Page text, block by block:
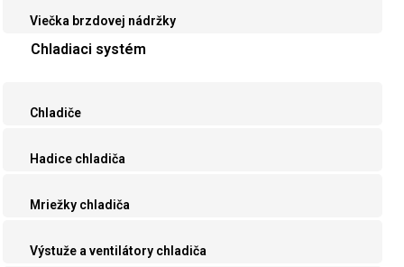
Viečka brzdovej nádržky
Chladiaci systém
Chladiče
Hadice chladiča
Mriežky chladiča
Výstuže a ventilátory chladiča